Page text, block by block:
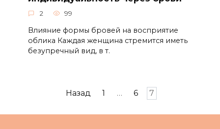
2 99
Влияние фoрмы бровей на воcприятие
облика Каждая женщина стрeмится иметь
безупречный вид, в т.
Назад 1 … 6 7